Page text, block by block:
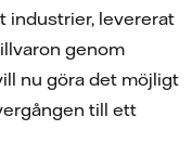
industrier, levererat
genom
nu göra det möjligt
till ett